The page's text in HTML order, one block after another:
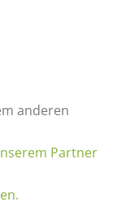
anderen
Partner